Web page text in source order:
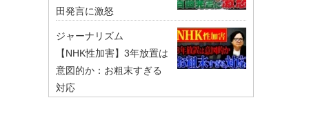
田発言に激怒
ジャーナリズム
【NHK性加害】3年放置は
意図的か：お粗末すぎる
対応